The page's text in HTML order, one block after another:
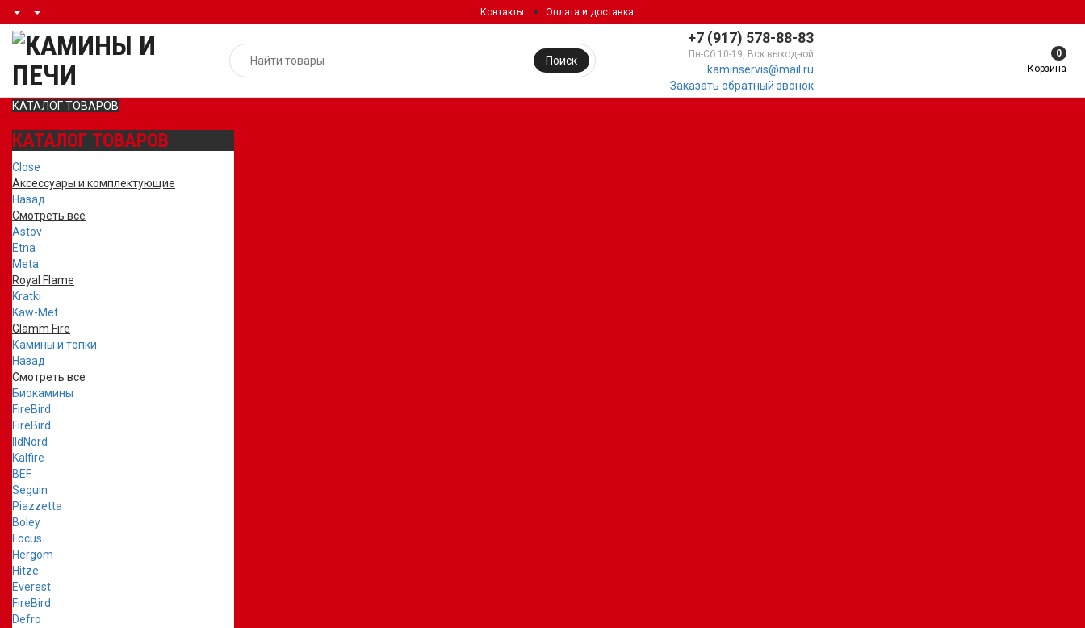
Контакты Оплата и доставка
+7 (917) 578-88-83
Пн-Сб 10-19, Вск выходной
kaminservis@mail.ru
Заказать обратный звонок
Поиск
0
Корзина
КАТАЛОГ ТОВАРОВ
КАТАЛОГ ТОВАРОВ
Close
Аксессуары и комплектующие
Назад
Смотреть все
Astov
Etna
Meta
Royal Flame
Kratki
Kaw-Met
Glamm Fire
Камины и топки
Назад
Смотреть все
Биокамины
FireBird
FireBird
IldNord
Kalfire
BEF
Seguin
Piazzetta
Boley
Focus
Hergom
Hitze
Everest
FireBird
Defro